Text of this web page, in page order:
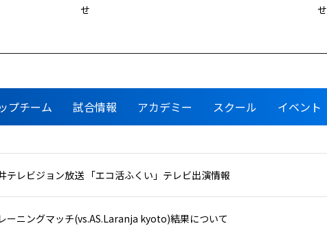
せ
せ
プチーム 試合情報 アカデミー スクール イベント
テレビジョン放送 「エコ活ふくい」テレビ出演情報
ーニングマッチ(vs.AS.Laranja kyoto)結果について